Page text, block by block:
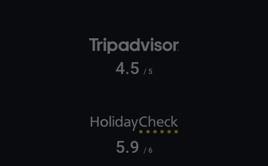
4.5 / 5
5.9 / 6